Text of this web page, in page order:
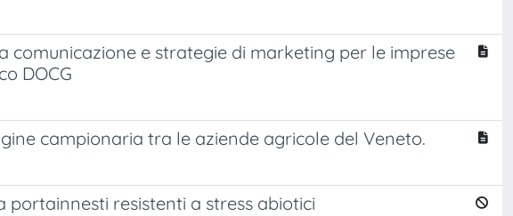
comunicazione e strategie di marketing per le imprese
DOCG
campionaria tra le aziende agricole del Veneto.
resistenti a stress abiotici